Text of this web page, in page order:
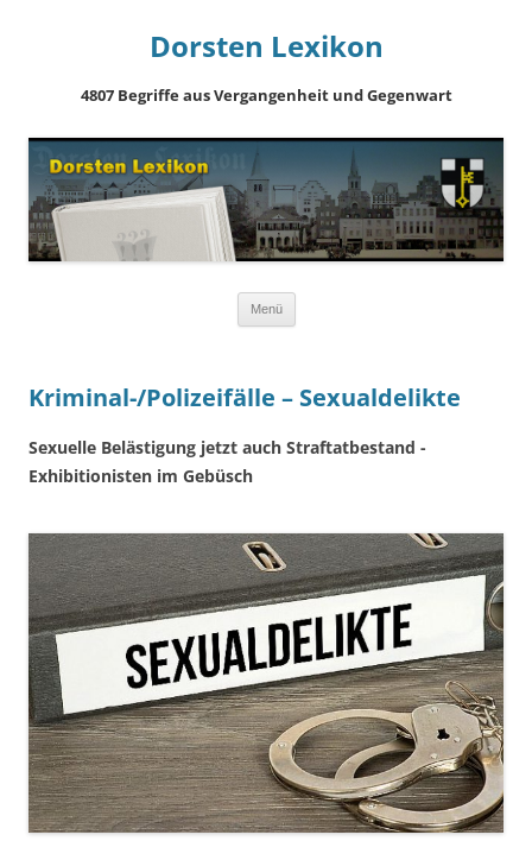
Dorsten Lexikon
4807 Begriffe aus Vergangenheit und Gegenwart
Menü
Kriminal-/Polizeifälle – Sexualdelikte
Sexuelle Belästigung jetzt auch Straftatbestand -
Exhibitionisten im Gebüsch